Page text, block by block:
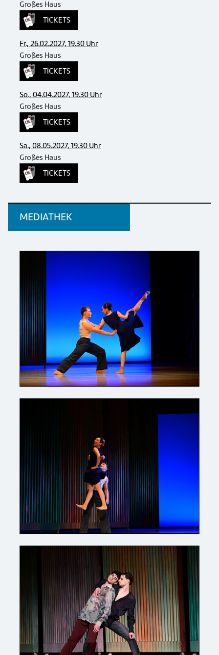
Großes Haus
TICKETS
Fr., 26.02.2027, 19.30 Uhr
Großes Haus
TICKETS
So., 04.04.2027, 19.30 Uhr
Großes Haus
TICKETS
Sa., 08.05.2027, 19.30 Uhr
Großes Haus
TICKETS
MEDIATHEK